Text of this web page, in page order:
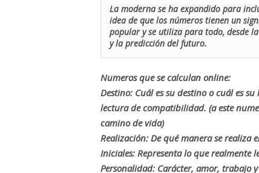
La moderna se ha expandido para
idea de que los números tienen un
popular y se utiliza para todo, desde
y la predicción del futuro.
Numeros que se calculan online:
Destino: Cuál es su destino o cuál es
lectura de compatibilidad. (a este
camino de vida)
Realización: De qué manera se realiza
Iniciales: Representa lo que realmente
Personalidad: Carácter, amor, trabajo